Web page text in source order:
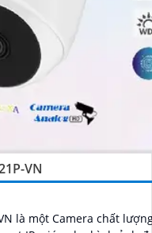
VN
là một Camera chất